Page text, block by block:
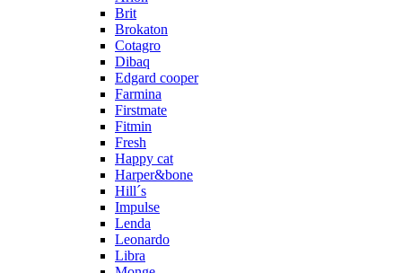
Brit
Brokaton
Cotagro
Dibaq
Edgard cooper
Farmina
Firstmate
Fitmin
Fresh
Happy cat
Harper&bone
Hill´s
Impulse
Lenda
Leonardo
Libra